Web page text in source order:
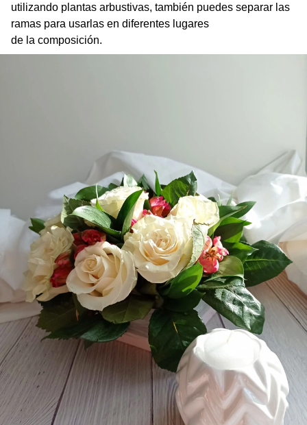
utilizando plantas arbustivas, también puedes separar las
ramas para usarlas en diferentes lugares
de la composición.